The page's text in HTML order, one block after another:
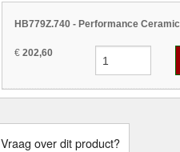
HB779Z.740 - Performance Ceramic
€ 202,60
Vraag over dit product?